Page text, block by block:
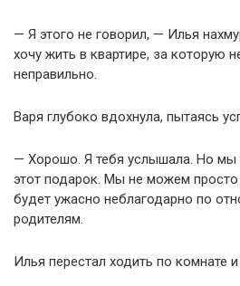
— Я этого не говорил, — Илья
хочу жить в квартире, за которую
неправильно.
Варя глубоко вдохнула, пытаясь
— Хорошо. Я тебя услышала. Но мы
этот подарок. Мы не можем просто
будет ужасно неблагодарно по
родителям.
Илья перестал ходить по комнате